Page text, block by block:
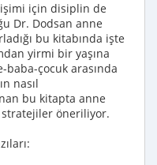
için disiplin de
Dr. Dodsan anne
bu kitabında işte
yirmi bir yaşına
çocuk arasında
nasıl
bu kitapta anne
öneriliyor.